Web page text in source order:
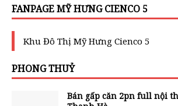
FANPAGE MỸ HƯNG CIENCO 5
Khu Đô Thị Mỹ Hưng Cienco 5
PHONG THUỶ
Bán gấp căn 2pn full nội